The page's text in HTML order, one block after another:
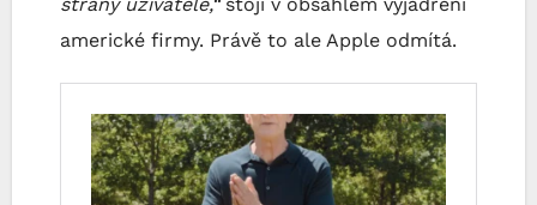
strany uživatele,“stojí v obsáhlém vyjádření
americké firmy. Právě to ale Apple odmítá.